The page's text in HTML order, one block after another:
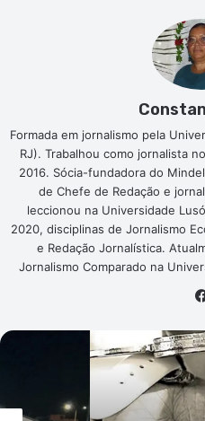
Formada em jornalismo pela
RJ). Trabalhou como jornalista
2016. Sócia-fundadora do
de Chefe de Redação e
leccionou na Universidade
2020, disciplinas de Jornalismo
e Redação Jornalística.
Jornalismo Comparado na